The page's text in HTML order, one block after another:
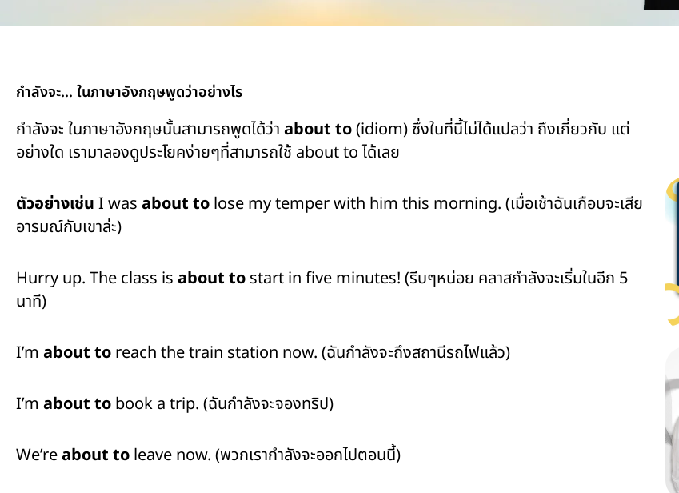
กำลังจะ… ในภาษาอังกฤษพูดว่าอย่างไร
กำลังจะ ในภาษาอังกฤษนั้นสามารถพูดได้ว่า about to(idiom) ซึ่งในที่นี้ไม่ได้แปลว่า ถึงเกี่ยวกับ แต่
อย่างใด เรามาลองดูประโยคง่ายๆที่สามารถใช้ about to ได้เลย
ตัวอย่างเช่น I was about to lose my temper with him this morning. (เมื่อเช้าฉันเกือบจะเสีย
อารมณ์กับเขาล่ะ)
Hurry up. The class is about to start in five minutes! (รีบๆหน่อย คลาสกำลังจะเริ่มในอีก 5
นาที)
I’m about to reach the train station now. (ฉันกำลังจะถึงสถานีรถไฟแล้ว)
I’m about to book a trip. (ฉันกำลังจะจองทริป)
We’reabout to leave now. (พวกเรากำลังจะออกไปตอนนี้)